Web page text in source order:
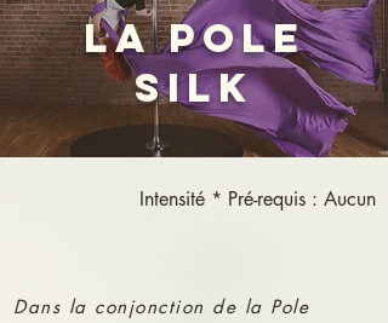
La Pole
Silk
Intensité * Pré-requis : Aucun
Dans la conjonction de la Pole